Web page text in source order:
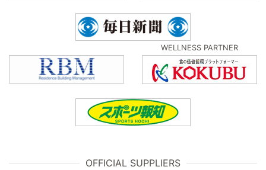
WELLNESS PARTNER
OFFICIAL SUPPLIERS